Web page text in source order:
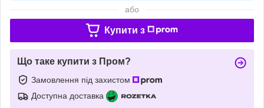
або
Купити з
Що таке купити з Пром?
Замовлення під захистом
Доступна доставка